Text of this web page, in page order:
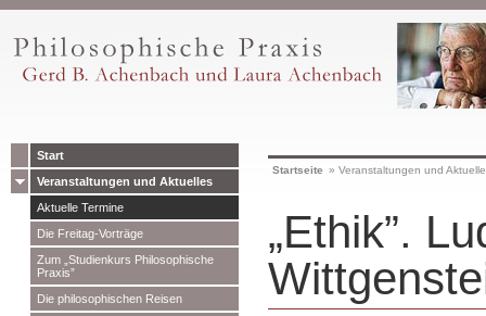
Start
Veranstaltungen und Aktuelles
Aktuelle Termine
Die Freitag-Vorträge
Zum „Studienkurs Philosophische
Praxis”
Die philosophischen Reisen
Startseite » Veranstaltungen und
„Ethik”.